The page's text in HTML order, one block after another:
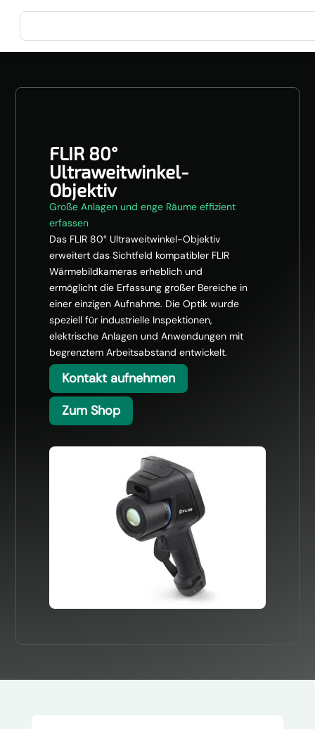
FLIR 80°
Ultraweitwinkel-
Objektiv
Große Anlagen und enge Räume effizient
erfassen
Das FLIR 80° Ultraweitwinkel-Objektiv
erweitert das Sichtfeld kompatibler FLIR
Wärmebildkameras erheblich und
ermöglicht die Erfassung großer Bereiche in
einer einzigen Aufnahme. Die Optik wurde
speziell für industrielle Inspektionen,
elektrische Anlagen und Anwendungen mit
begrenztem Arbeitsabstand entwickelt.
Kontakt aufnehmen
Zum Shop